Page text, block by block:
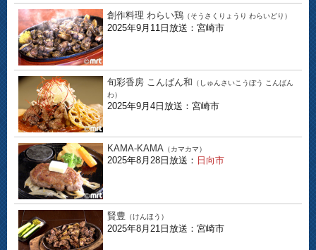
創作料理 わらい鶏 （そうさくりょうり わらいどり）
2025年9月11日放送：宮崎市
旬彩香房 こんばん和 （しゅんさいこうぼう こんばん
わ）
2025年9月4日放送：宮崎市
KAMA-KAMA （カマカマ）
2025年8月28日放送： 日向市
賢豊 （けんほう）
2025年8月21日放送：宮崎市